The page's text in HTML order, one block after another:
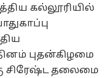
கல்லூரியில்
புதன்கிழமை
சிரேஷ்ட தலைமை